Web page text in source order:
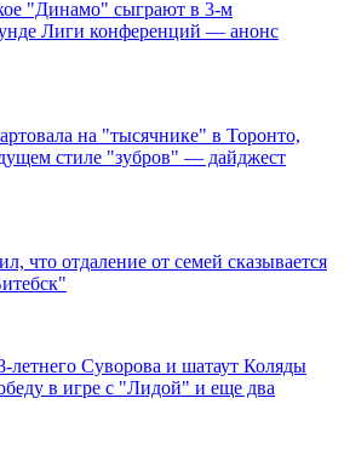
"Динамо" сыграют в 3-м
Лиги конференций — анонс
на "тысячнике" в Торонто,
стиле "зубров" — дайджест
что отдаление от семей сказывается
Суворова и шатаут Коляды
в игре с "Лидой" и еще два